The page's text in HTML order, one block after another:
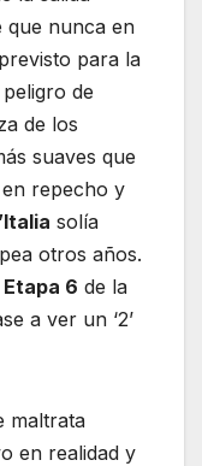
que nunca en
para la
de
de los
suaves que
repecho y
solía
otros años.
Etapa 6 de la
a ver un ‘2’
maltrata
en realidad y